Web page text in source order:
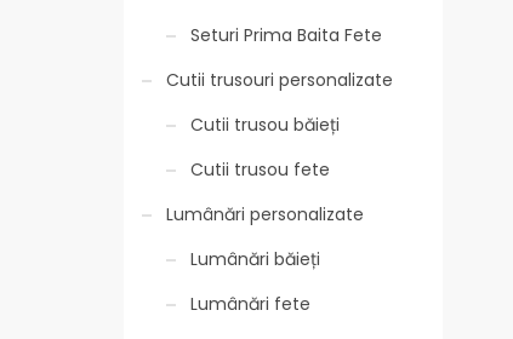
Seturi Prima Baita Fete
Cutii trusouri personalizate
Cutii trusou băieți
Cutii trusou fete
Lumânări personalizate
Lumânări băieți
Lumânări fete